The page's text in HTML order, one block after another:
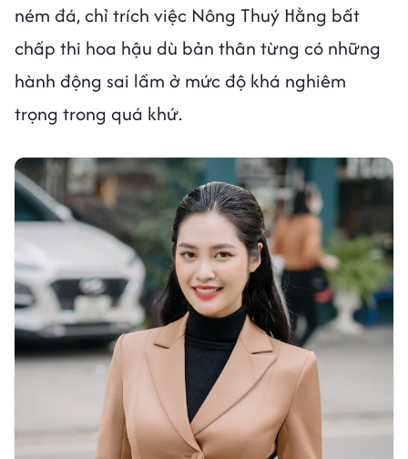
ném đá, chỉ trích việc Nông Thuý Hằng bất
chấp thi hoa hậu dù bản thân từng có những
hành động sai lầm ở mức độ khá nghiêm
trọng trong quá khứ.